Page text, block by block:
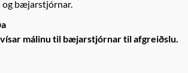
bæjarstjórnar.
málinu til bæjarstjórnar til afgreiðslu.